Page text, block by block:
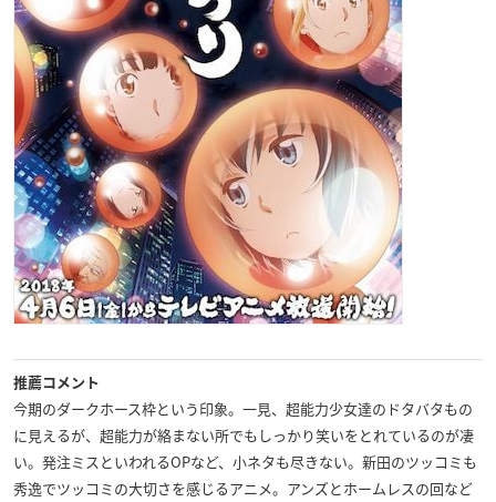
推薦コメント
今期のダークホース枠という印象。一見、超能力少女達のドタバタもの
に見えるが、超能力が絡まない所でもしっかり笑いをとれているのが凄
い。発注ミスといわれるOPなど、小ネタも尽きない。新田のツッコミも
秀逸でツッコミの大切さを感じるアニメ。アンズとホームレスの回など